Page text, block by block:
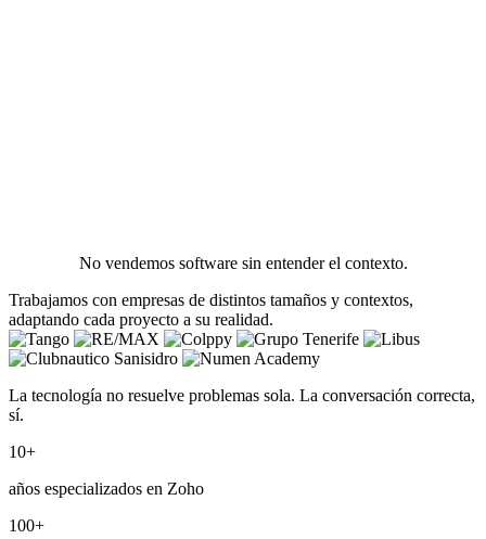
No vendemos software sin entender el contexto.
Trabajamos con empresas de distintos tamaños y contextos,
adaptando cada proyecto a su realidad.
La tecnología no resuelve problemas sola. La conversación correcta,
sí.
10+
años especializados en Zoho
100+